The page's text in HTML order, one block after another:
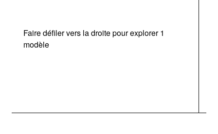
Faire défiler vers la droite pour explorer 1
modèle